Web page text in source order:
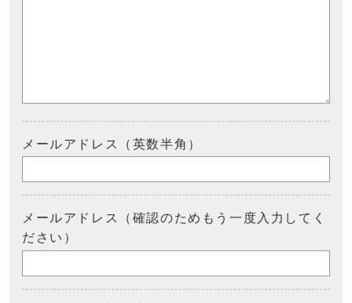
メールアドレス（英数半角）
メールアドレス（確認のためもう一度入力してく
ださい）